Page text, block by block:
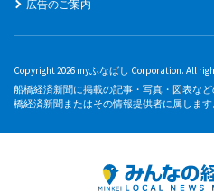
広告のご案内
Copyright 2026 myふなばし Corporation. All
船橋経済新聞に掲載の記事・写真・図表な
橋経済新聞またはその情報提供者に属します